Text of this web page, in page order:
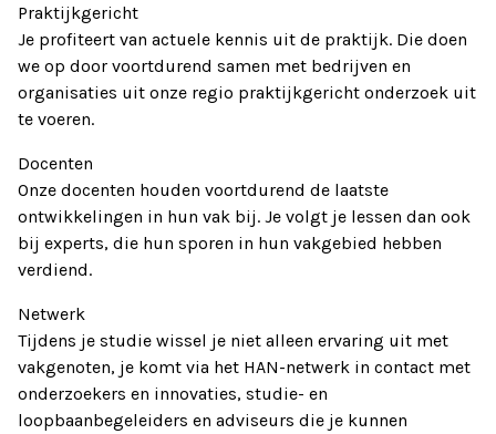
Praktijkgericht
Je profiteert van actuele kennis uit de praktijk. Die doen
we op door voortdurend samen met bedrijven en
organisaties uit onze regio praktijkgericht onderzoek uit
te voeren.
Docenten
Onze docenten houden voortdurend de laatste
ontwikkelingen in hun vak bij. Je volgt je lessen dan ook
bij experts, die hun sporen in hun vakgebied hebben
verdiend.
Netwerk
Tijdens je studie wissel je niet alleen ervaring uit met
vakgenoten, je komt via het HAN-netwerk in contact met
onderzoekers en innovaties, studie- en
loopbaanbegeleiders en adviseurs die je kunnen